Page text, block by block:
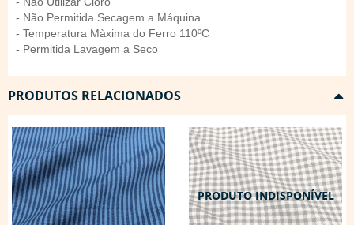
- Não Permitida Secagem a Máquina
- Temperatura Màxima do Ferro 110ºC
- Permitida Lavagem a Seco
PRODUTOS RELACIONADOS